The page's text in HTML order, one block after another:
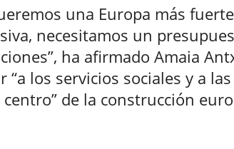
una Europa más
necesitamos un
ha afirmado Amaia
“a los servicios sociales y a
centro” de la construcción